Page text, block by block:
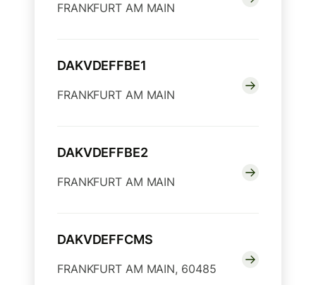
FRANKFURT AM MAIN
DAKVDEFFBE1
FRANKFURT AM MAIN
DAKVDEFFBE2
FRANKFURT AM MAIN
DAKVDEFFCMS
FRANKFURT AM MAIN, 60485